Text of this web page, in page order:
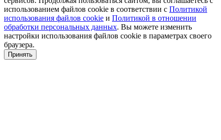
использованием файлов cookie в соответствии с Политикой
использования файлов cookie и Политикой в отношении
обработки персональных данных. Вы можете изменить
настройки использования файлов cookie в параметрах своего
браузера.
Принять